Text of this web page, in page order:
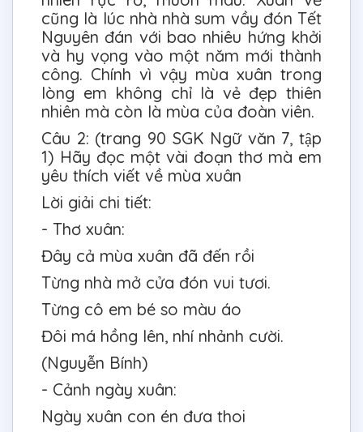
cũng là lúc nhà nhà sum vầy đón Tết
Nguyên đán với bao nhiêu hứng khởi
và hy vọng vào một năm mới thành
công. Chính vì vậy mùa xuân trong
lòng em không chỉ là vẻ đẹp thiên
nhiên mà còn là mùa của đoàn viên.
Câu 2: (trang 90 SGK Ngữ văn 7, tập
1) Hãy đọc một vài đoạn thơ mà em
yêu thích viết về mùa xuân
Lời giải chi tiết:
- Thơ xuân:
Đây cả mùa xuân đã đến rồi
Từng nhà mở cửa đón vui tươi.
Từng cô em bé so màu áo
Đôi má hồng lên, nhí nhảnh cười.
(Nguyễn Bính)
- Cảnh ngày xuân:
Ngày xuân con én đưa thoi